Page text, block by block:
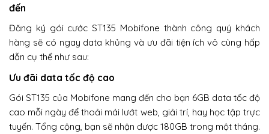
đến
Đăng ký gói cước ST135 Mobifone thành công quý khách
hàng sẽ có ngay data khủng và ưu đãi tiện ích vô cùng hấp
dẫn cụ thể như sau:
Ưu đãi data tốc độ cao
Gói ST135 của Mobifone mang đến cho bạn 6GB data tốc độ
cao mỗi ngày để thoải mái lướt web, giải trí, hay học tập trực
tuyến. Tổng cộng, bạn sẽ nhận được 180GB trong một tháng.